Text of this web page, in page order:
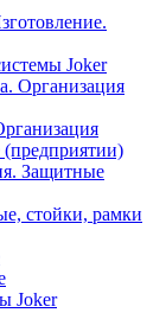
Joker
Организация
(предприятии)
Защитные
стойки, рамки
Joker